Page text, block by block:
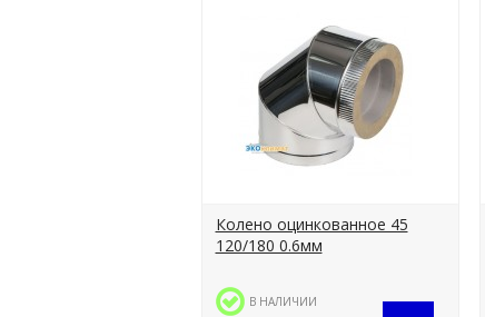
Колено оцинкованное 45
120/180 0.6мм
В НАЛИЧИИ